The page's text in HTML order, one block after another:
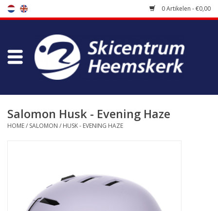
0 Artikelen - €0,00
Winkel
Bootfitting
Koopgidsen
Salomon Husk - Evening Haze
HOME/ SALOMON / HUSK - EVENING HAZE